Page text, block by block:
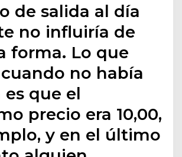
de salida al día
no influiría de
forma. Lo que
no había
es que el
precio era 10,00,
y en el último